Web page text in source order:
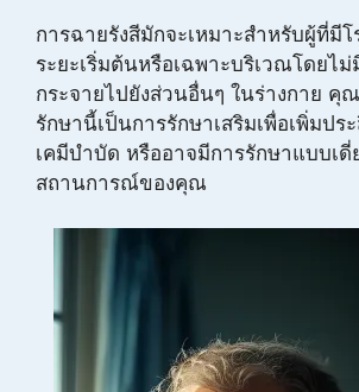
การฉายรังสีมักจะเหมาะสำหรับผู้ที่มี
ระยะเริ่มต้นหรือเฉพาะบริเวณโดยไ
กระจายไปยังส่วนอื่นๆ ในร่างกาย คุ
รักษานี้เป็นการรักษาเสริมเพื่อเพิ่มปร
เคมีบำบัด หรืออาจมีการรักษาแบบเ
สถานการณ์ของคุณ